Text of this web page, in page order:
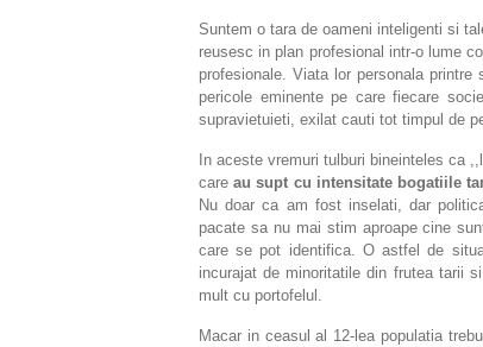
Suntem o tara de oameni inteligenti si
reusesc in plan profesional intr-o lume
profesionale. Viata lor personala
pericole eminente pe care fiecare
supravietuieti, exilat cauti tot timpul de
In aceste vremuri tulburi bineinteles ca
careau supt cu intensitate bogatiile
Nu doar ca am fost inselati, dar
pacate sa nu mai stim aproape cine
care se pot identifica. O astfel de
incurajat de minoritatile din frutea tarii
mult cu portofelul.
Macar in ceasul al 12-lea populatia